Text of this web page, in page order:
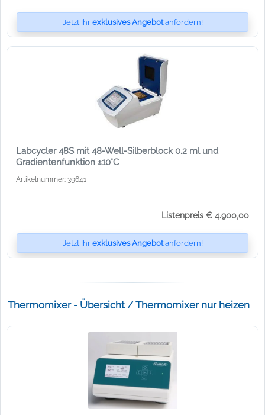
Jetzt Ihr exklusives Angebotanfordern!
Labcycler 48S mit 48-Well-Silberblock 0.2 ml und
Gradientenfunktion ±10°C
Artikelnummer: 39641
Listenpreis € 4.900,00
Jetzt Ihr exklusives Angebotanfordern!
Thermomixer - Übersicht / Thermomixer nur heizen